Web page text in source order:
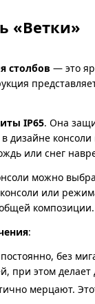
«Ветки»
столбов — это
IP65. Она
дизайне
или снег
можно
или
композиции.
:
без
при этом
мерцают.